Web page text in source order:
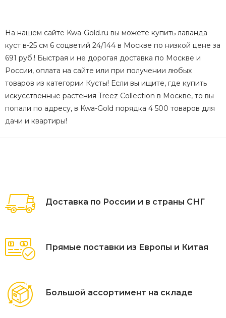
На нашем сайте Kwa-Gold.ru вы можете купить лаванда
куст в-25 см 6 соцветий 24/144 в Москве по низкой цене за
691 руб.! Быстрая и не дорогая доставка по Москве и
России, оплата на сайте или при получении любых
товаров из категории Кусты! Если вы ищите, где купить
искусственные растения Treez Collection в Москве, то вы
попали по адресу, в Kwa-Gold порядка 4 500 товаров для
дачи и квартиры!
Доставка по России и в страны СНГ
Прямые поставки из Европы и Китая
Большой ассортимент на складе